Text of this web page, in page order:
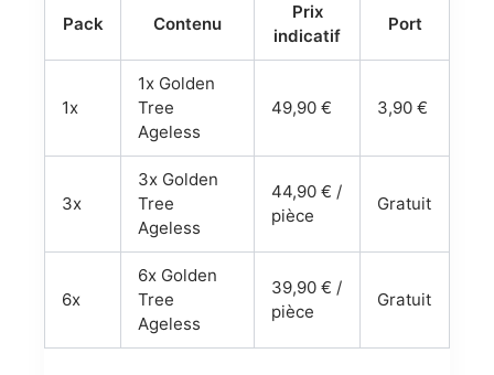
Pack Contenu
Prix
indicatif
Port
1x
1x Golden
Tree
Ageless
49,90 € 3,90 €
3x
3x Golden
Tree
Ageless
44,90 € /
pièce
Gratuit
6x
6x Golden
Tree
Ageless
39,90 € /
pièce
Gratuit